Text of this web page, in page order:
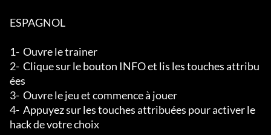
ESPAGNOL
1-  Ouvre le trainer
2-  Clique sur le bouton INFO et lis les touches attribu
ées
3-  Ouvre le jeu et commence à jouer
4-  Appuyez sur les touches attribuées pour activer le
hack de votre choix